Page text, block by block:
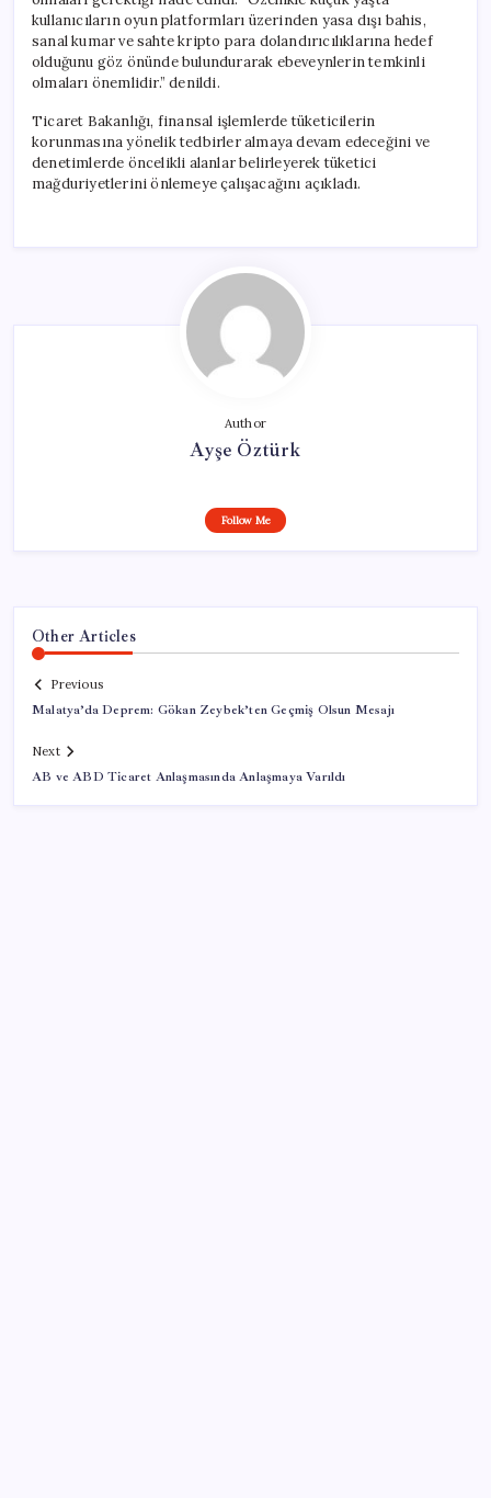
kullanıcıların oyun platformları üzerinden yasa dışı bahis,
sanal kumar ve sahte kripto para dolandırıcılıklarına hedef
olduğunu göz önünde bulundurarak ebeveynlerin temkinli
olmaları önemlidir.” denildi.
Ticaret Bakanlığı, finansal işlemlerde tüketicilerin
korunmasına yönelik tedbirler almaya devam edeceğini ve
denetimlerde öncelikli alanlar belirleyerek tüketici
mağduriyetlerini önlemeye çalışacağını açıkladı.
Author
Ayşe Öztürk
Follow Me
Other Articles
Previous
Malatya’da Deprem: Gökan Zeybek’ten Geçmiş Olsun Mesajı
Next
AB ve ABD Ticaret Anlaşmasında Anlaşmaya Varıldı